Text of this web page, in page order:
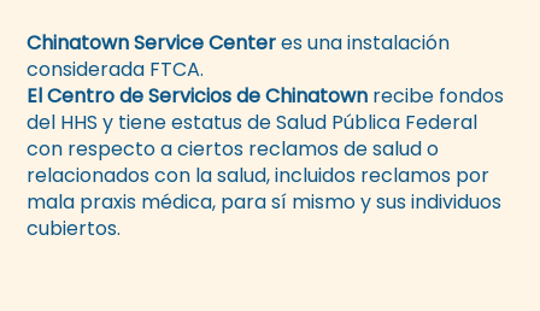
Chinatown Service Centeres una instalación
considerada FTCA.
El Centro de Servicios de Chinatown recibe fondos
del HHS y tiene estatus de Salud Pública Federal
con respecto a ciertos reclamos de salud o
relacionados con la salud, incluidos reclamos por
mala praxis médica, para sí mismo y sus individuos
cubiertos.